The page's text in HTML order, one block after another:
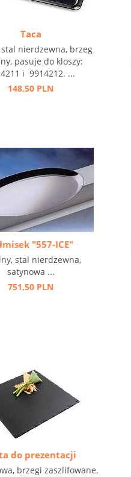
Taca
stal nierdzewna, brzeg
pasuje do kloszy:
i 9914212. ...
148,50 PLN
"557-ICE"
stal nierdzewna,
satynowa ...
751,50 PLN
do prezentacji
brzegi zaszlifowane,